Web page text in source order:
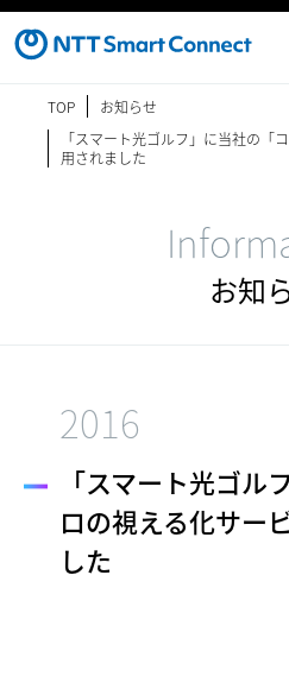
TOP
お知らせ
「スマート光ゴルフ」に当社の「
用されました
お知
2016
「スマート光ゴル
ロの視える化サー
した